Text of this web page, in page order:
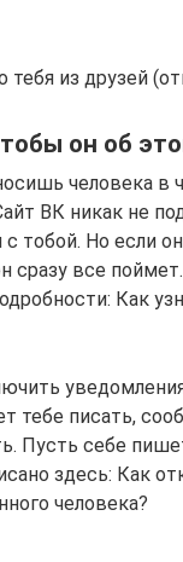
из друзей
он об
человека в
ВК никак не
тобой. Но если
сразу все
Как
тебе писать,
Пусть себе
здесь: Как
человека?